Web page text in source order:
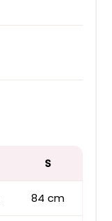
S
84 cm